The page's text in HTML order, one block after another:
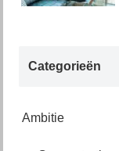
Categorieën
Ambitie